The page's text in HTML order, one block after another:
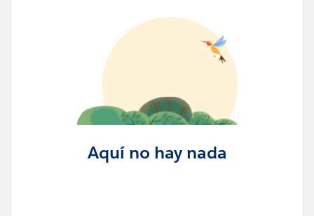
Aquí no hay nada